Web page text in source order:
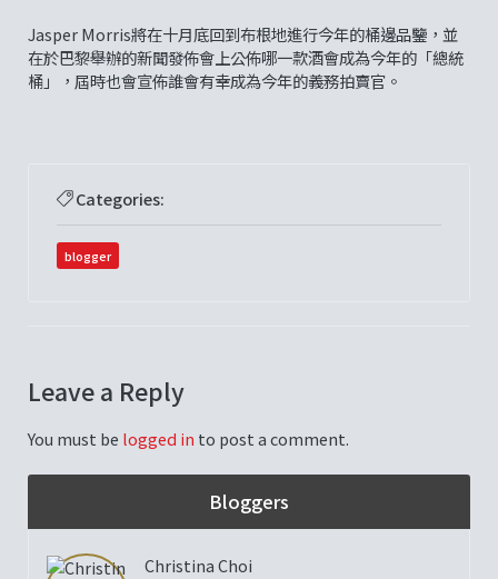
Jasper Morris將在十月底回到布根地進行今年的桶邊品鑒，並
在於巴黎舉辦的新聞發佈會上公佈哪一款酒會成為今年的「總統
桶」，屆時也會宣佈誰會有幸成為今年的義務拍賣官。
Categories:
blogger
Leave a Reply
You must be logged in to post a comment.
Bloggers
Christina Choi